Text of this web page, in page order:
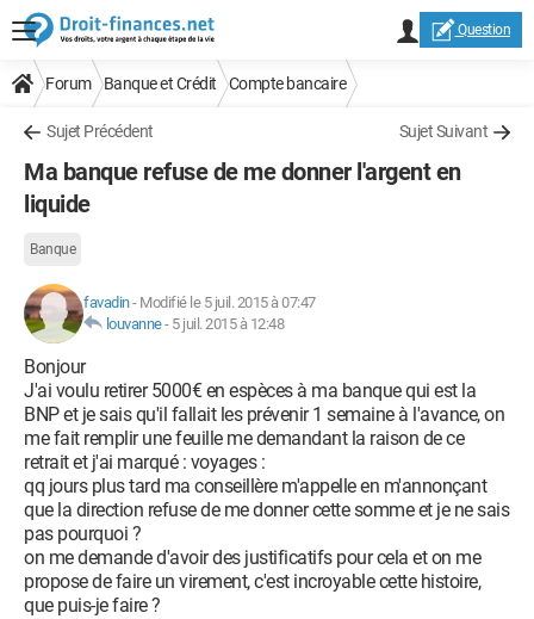
Question
Forum Banque et Crédit Compte bancaire
Sujet Précédent Sujet Suivant
Ma banque refuse de me donner l'argent en
liquide
Banque
favadin- Modifié le 5 juil. 2015 à 07:47
louvanne- 5 juil. 2015 à 12:48
Bonjour
J'ai voulu retirer 5000€ en espèces à ma banque qui est la
BNP et je sais qu'il fallait les prévenir 1 semaine à l'avance, on
me fait remplir une feuille me demandant la raison de ce
retrait et j'ai marqué : voyages :
qq jours plus tard ma conseillère m'appelle en m'annonçant
que la direction refuse de me donner cette somme et je ne sais
pas pourquoi ?
on me demande d'avoir des justificatifs pour cela et on me
propose de faire un virement, c'est incroyable cette histoire,
que puis-je faire ?